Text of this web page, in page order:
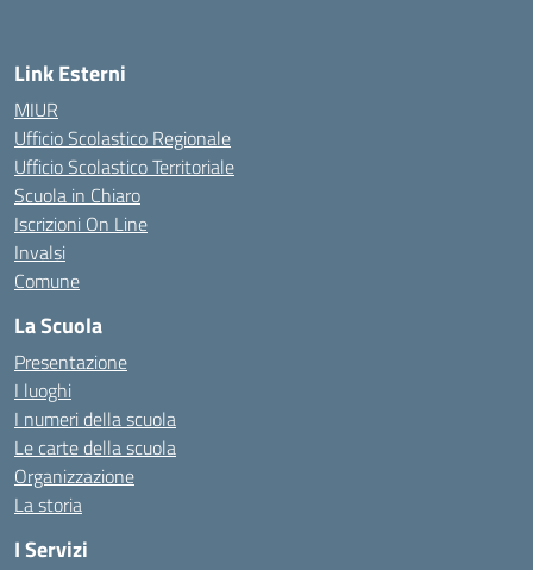
Link Esterni
MIUR
Ufficio Scolastico Regionale
Ufficio Scolastico Territoriale
Scuola in Chiaro
Iscrizioni On Line
Invalsi
Comune
La Scuola
Presentazione
I luoghi
I numeri della scuola
Le carte della scuola
Organizzazione
La storia
I Servizi